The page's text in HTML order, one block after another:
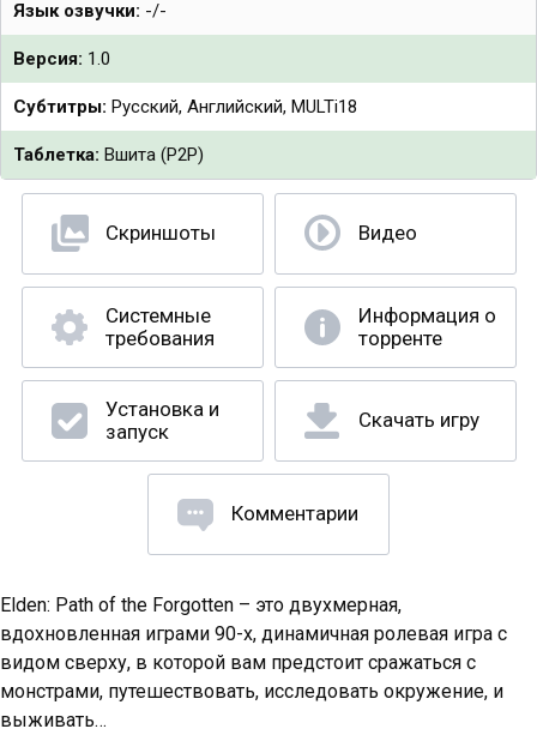
Язык озвучки: -/-
Версия: 1.0
Субтитры: Русский, Английский, MULTi18
Таблетка: Вшита (P2P)
Скриншоты Видео
Системные
требования
Информация о
торренте
Установка и
запуск
Скачать игру
Комментарии
Elden: Path of the Forgotten – это двухмерная,
вдохновленная играми 90-х, динамичная ролевая игра с
видом сверху, в которой вам предстоит сражаться с
монстрами, путешествовать, исследовать окружение, и
выживать…